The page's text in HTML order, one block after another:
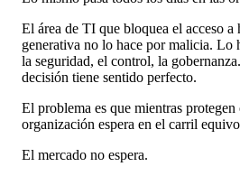
El área de TI que bloquea el acceso a
generativa no lo hace por malicia. Lo
la seguridad, el control, la
decisión tiene sentido perfecto.
El problema es que mientras protegen
organización espera en el carril
El mercado no espera.